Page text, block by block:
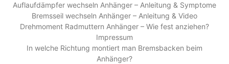
Auflaufdämpfer wechseln Anhänger – Anleitung & Symptome
Bremsseil wechseln Anhänger – Anleitung & Video
Drehmoment Radmuttern Anhänger – Wie fest anziehen?
Impressum
In welche Richtung montiert man Bremsbacken beim
Anhänger?